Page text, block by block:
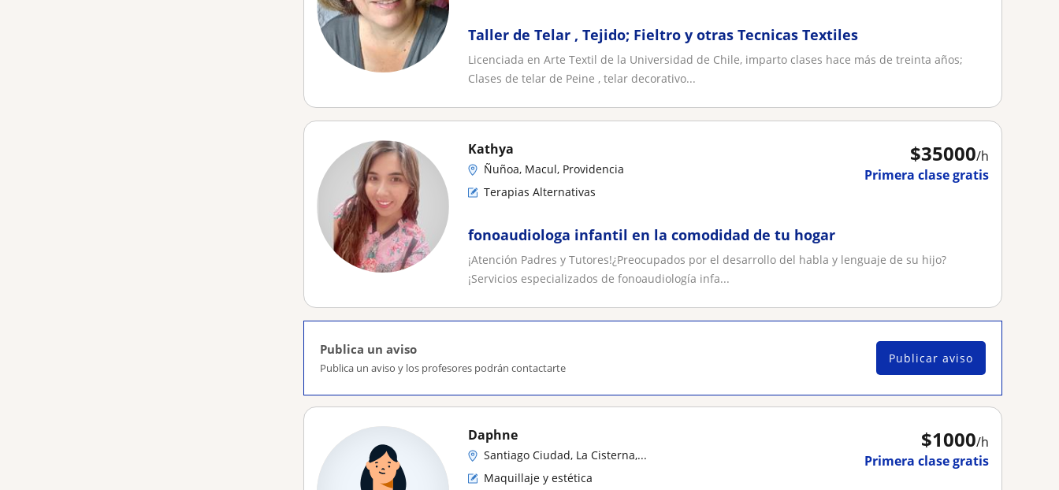
Taller de Telar , Tejido; Fieltro y otras Tecnicas Textiles
Licenciada en Arte Textil de la Universidad de Chile, imparto clases hace más de treinta años;
Clases de telar de Peine , telar decorativo...
$35000/h
Primera clase gratis
Kathya
Ñuñoa, Macul, Providencia
Terapias Alternativas
fonoaudiologa infantil en la comodidad de tu hogar
¡Atención Padres y Tutores!¿Preocupados por el desarrollo del habla y lenguaje de su hijo?
¡Servicios especializados de fonoaudiología infa...
Publica un aviso
Publica un aviso y los profesores podrán contactarte
Publicar aviso
$1000/h
Primera clase gratis
Daphne
Santiago Ciudad, La Cisterna,...
Maquillaje y estética